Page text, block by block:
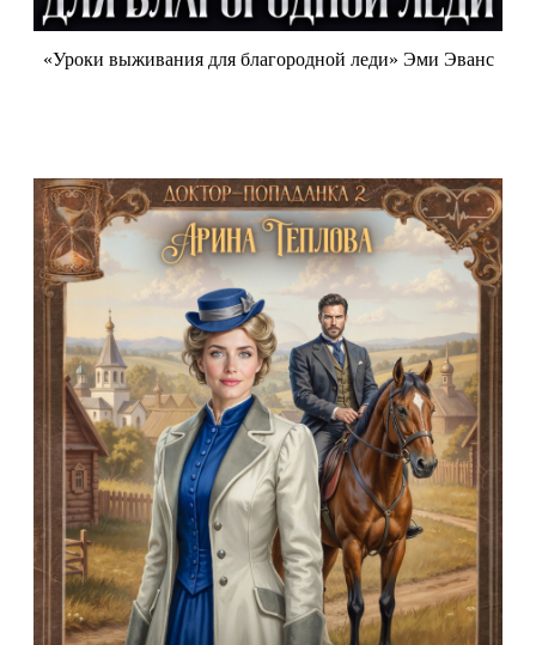
«Уроки выживания для благородной леди» Эми Эванс